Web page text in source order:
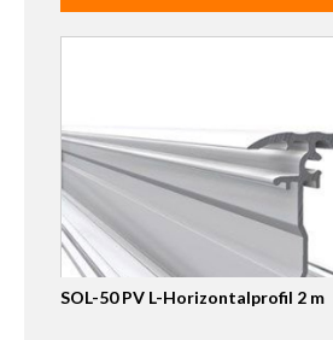
SOL-50 PV L-Horizontalprofil 2 m